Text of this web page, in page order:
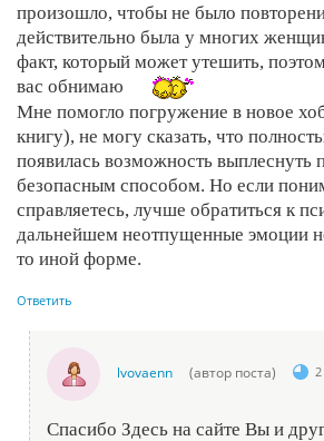
произошло, чтобы не было
действительно была у многих
факт, который может утешить,
вас обнимаю
Мне помогло погружение в новое
книгу), не могу сказать, что
появилась возможность выплеснуть
безопасным способом. Но если
справляетесь, лучше обратиться к
дальнейшем неотпущенные эмоции
то иной форме.
Ответить
lvovaenn (автор поста)
Спасибо Здесь на сайте Вы и